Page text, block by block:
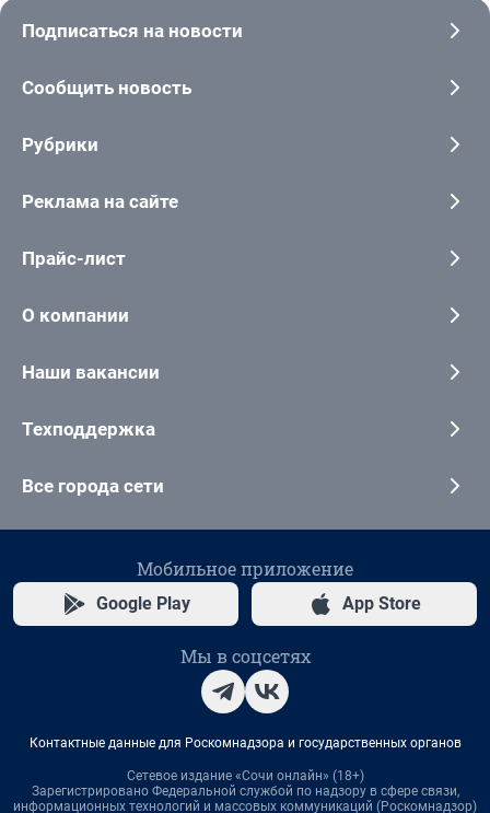
Подписаться на новости
Сообщить новость
Рубрики
Реклама на сайте
Прайс-лист
О компании
Наши вакансии
Техподдержка
Все города сети
Мобильное приложение
Google Play App Store
Мы в соцсетях
Контактные данные для Роскомнадзора и государственных органов
Сетевое издание «Сочи онлайн» (18+)
Зарегистрировано Федеральной службой по надзору в сфере связи,
информационных технологий и массовых коммуникаций (Роскомнадзор)